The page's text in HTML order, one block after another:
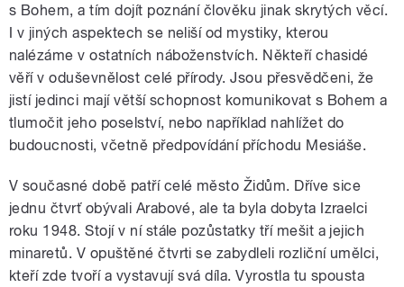
s Bohem, a tím dojít poznání člověku jinak skrytých věcí.
I v jiných aspektech se neliší od mystiky, kterou
nalézáme v ostatních náboženstvích. Někteří chasidé
věří v oduševnělost celé přírody. Jsou přesvědčeni, že
jistí jedinci mají větší schopnost komunikovat s Bohem a
tlumočit jeho poselství, nebo například nahlížet do
budoucnosti, včetně předpovídání příchodu Mesiáše.
V současné době patří celé město Židům. Dříve sice
jednu čtvrť obývali Arabové, ale ta byla dobyta Izraelci
roku 1948. Stojí v ní stále pozůstatky tří mešit a jejich
minaretů. V opuštěné čtvrti se zabydleli rozliční umělci,
kteří zde tvoří a vystavují svá díla. Vyrostla tu spousta